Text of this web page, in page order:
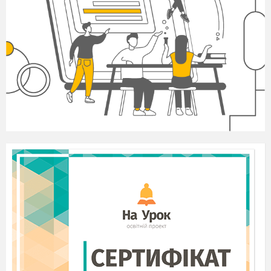
Розгляньте фото оперних театрів на
сторінці 34-35. Скажіть а де можете
послухати оперу ви?
Відомості про композитора.
Одним з
найпопулярніших музично-
театральних творів – опера «Кармен»
французького композитора
Жоржа
Бізе.
Ж.Бізе народився у Парижі, в родині
Паризької
Римську премію. Це
дало
йому змогу
продовжити навчання
в Італії – на батьківщині
опери.
Ту композитор і захопився оперним
жанром, а
згодом
став автором
оригінальних
опер. Остання з них – «Кармен»
- яскрава музична
іспанського народу.
Відкриває виставу увертюра, яка
готує